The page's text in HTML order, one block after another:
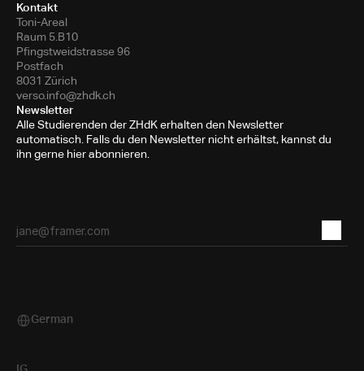
Kontakt
Toni-Areal
Raum 5.B10
Pfingstweidstrasse 96
Postfach
8031 Zürich
verso.info@zhdk.ch
Newsletter
Alle Studierenden der ZHdK erhalten den Newsletter
automatisch. Falls du den Newsletter nicht erhältst, kannst du
ihn gerne hier abonnieren.
Select Language
German